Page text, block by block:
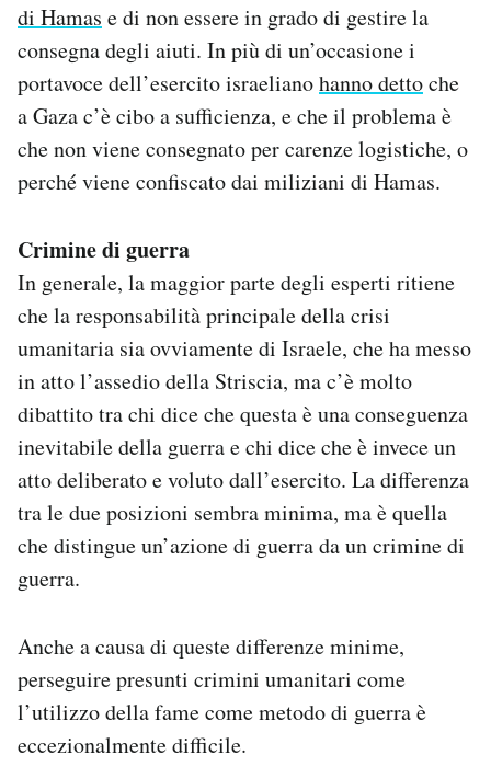
di Hamas e di non essere in grado di gestire la
consegna degli aiuti. In più di un’occasione i
portavoce dell’esercito israelianohanno dettoche
a Gaza c’è cibo a sufficienza, e che il problema è
che non viene consegnato per carenze logistiche, o
perché viene confiscato dai miliziani di Hamas.
Crimine di guerra
In generale, la maggior parte degli esperti ritiene
che la responsabilità principale della crisi
umanitaria sia ovviamente di Israele, che ha messo
in atto l’assedio della Striscia, ma c’è molto
dibattito tra chi dice che questa è una conseguenza
inevitabile della guerra e chi dice che è invece un
atto deliberato e voluto dall’esercito. La differenza
tra le due posizioni sembra minima, ma è quella
che distingue un’azione di guerra da un crimine di
guerra.
Anche a causa di queste differenze minime,
perseguire presunti crimini umanitari come
l’utilizzo della fame come metodo di guerra è
eccezionalmente difficile.